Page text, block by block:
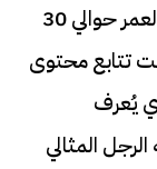
أمنية حجازي، الشابة المصرية البالغة من العمر حوالي 30
تتابع محتوى
يُعرف
المثالي